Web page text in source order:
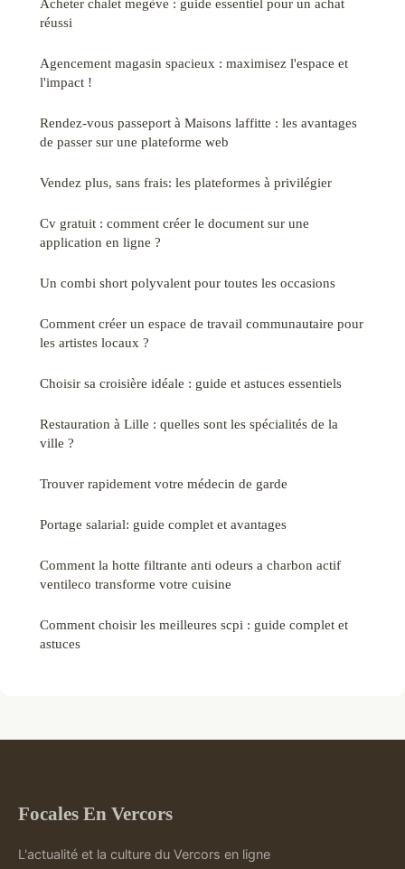
réussi
Agencement magasin spacieux : maximisez l'espace et
l'impact !
Rendez-vous passeport à Maisons laffitte : les avantages
de passer sur une plateforme web
Vendez plus, sans frais: les plateformes à privilégier
Cv gratuit : comment créer le document sur une
application en ligne ?
Un combi short polyvalent pour toutes les occasions
Comment créer un espace de travail communautaire pour
les artistes locaux ?
Choisir sa croisière idéale : guide et astuces essentiels
Restauration à Lille : quelles sont les spécialités de la
ville ?
Trouver rapidement votre médecin de garde
Portage salarial: guide complet et avantages
Comment la hotte filtrante anti odeurs a charbon actif
ventileco transforme votre cuisine
Comment choisir les meilleures scpi : guide complet et
astuces
Focales En Vercors
L'actualité et la culture du Vercors en ligne